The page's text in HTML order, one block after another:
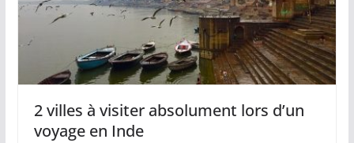
2 villes à visiter absolument lors d’un
voyage en Inde